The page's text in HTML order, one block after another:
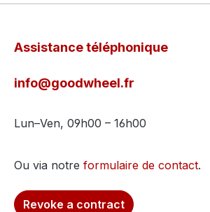
Assistance téléphonique
info@goodwheel.fr
Lun–Ven, 09h00 – 16h00
Ou via notre formulaire de contact.
Revoke a contract